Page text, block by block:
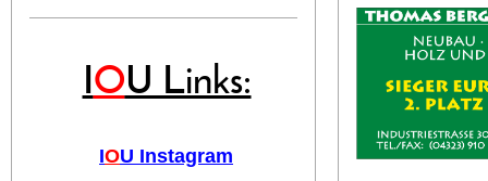
IOU Links:
IOU Instagram